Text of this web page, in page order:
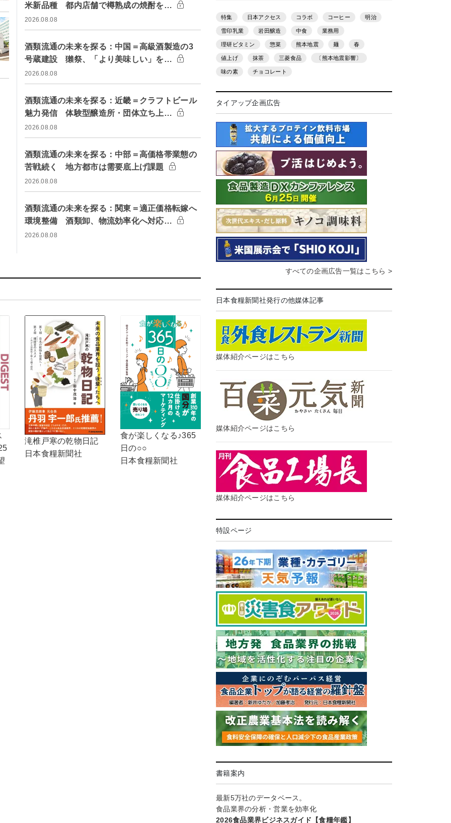
米新品種 都内店舗で樽熟成の焼酎を…
2026.08.08
酒類流通の未来を探る：中国＝高級酒製造の3
号蔵建設 獺祭、「より美味しい」を…
2026.08.08
酒類流通の未来を探る：近畿＝クラフトビール
魅力発信 体験型醸造所・団体立ち上…
2026.08.08
酒類流通の未来を探る：中部＝高価格帯業態の
苦戦続く 地方都市は需要底上げ課題
2026.08.08
酒類流通の未来を探る：関東＝適正価格転嫁へ
環境整備 酒類卸、物流効率化へ対応…
2026.08.08
滝椎戸寒の乾物日記
日本食糧新聞社
食が楽しくなる♪365
日の○○
日本食糧新聞社
特集 日本アクセス コラボ コーヒー 明治
雪印乳業 岩田醸造 中食 業務用
理研ビタミン 惣菜 熊本地震 麺 春
値上げ 抹茶 三菱食品 〔熊本地震影響〕
味の素 チョコレート
タイアップ企画広告
すべての企画広告一覧はこちら >
日本食糧新聞社発行の他媒体記事
媒体紹介ページはこちら
媒体紹介ページはこちら
媒体紹介ページはこちら
特設ページ
書籍案内
最新5万社のデータベース。
食品業界の分析・営業を効率化
2026食品業界ビジネスガイド【食糧年鑑】